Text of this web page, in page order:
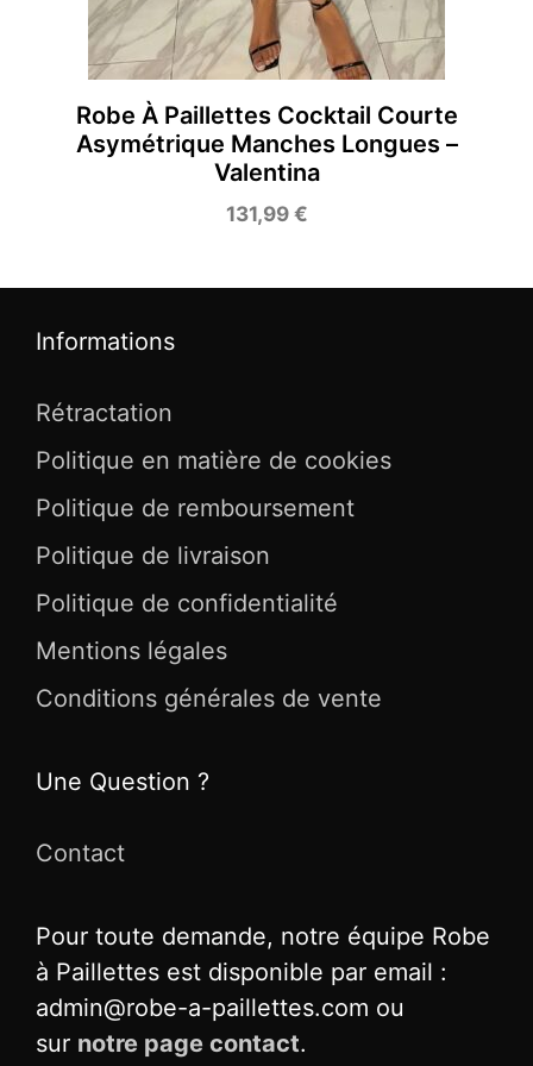
Robe À Paillettes Cocktail Courte
Asymétrique Manches Longues –
Valentina
131,99€
Informations
Rétractation
Politique en matière de cookies
Politique de remboursement
Politique de livraison
Politique de confidentialité
Mentions légales
Conditions générales de vente
Une Question ?
Contact
Pour toute demande, notre équipe Robe
à Paillettes est disponible par email :
admin@robe-a-paillettes.com ou
sur notre page contact.